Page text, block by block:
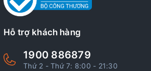
Hỗ trợ khách hàng
1900 886879
Thứ 2 - Thứ 7: 8:00 - 21:30